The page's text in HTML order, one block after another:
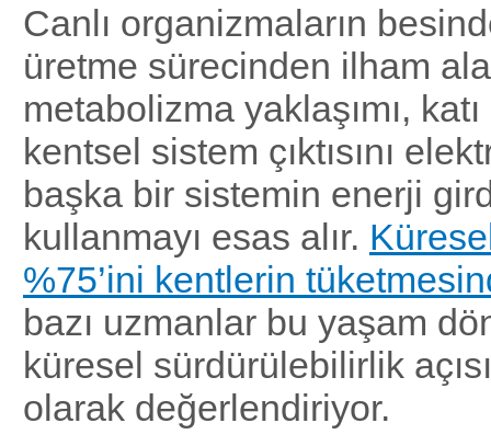
Canlı organizmaların
üretme sürecinden ilham
metabolizma yaklaşımı,
kentsel sistem çıktısını
başka bir sistemin enerji
kullanmayı esas alır.
%75’ini kentlerin
bazı uzmanlar bu yaşam
küresel sürdürülebilirlik
olarak değerlendiriyor.